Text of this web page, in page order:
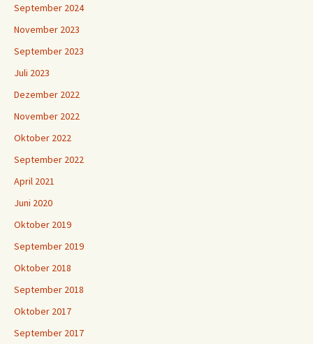
September 2024
November 2023
September 2023
Juli 2023
Dezember 2022
November 2022
Oktober 2022
September 2022
April 2021
Juni 2020
Oktober 2019
September 2019
Oktober 2018
September 2018
Oktober 2017
September 2017